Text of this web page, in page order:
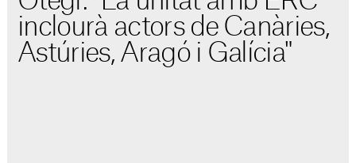
inclourà actors de Canàries,
Astúries, Aragó i Galícia"